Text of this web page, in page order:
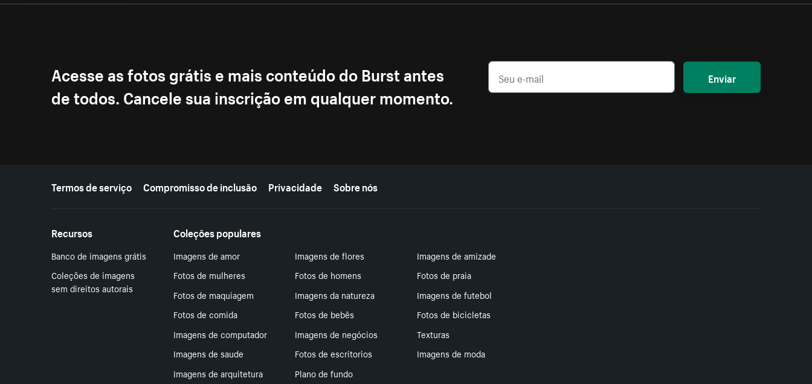
Acesse as fotos grátis e mais conteúdo do Burst antes
de todos. Cancele sua inscrição em qualquer momento.
Enviar
Mais recursos
Termos de serviço Compromisso de inclusão Privacidade Sobre nós
Recursos
Banco de imagens grátis
Coleções de imagens
sem direitos autorais
Coleções populares
Imagens de amor Imagens de flores
Imagens de amizade
Fotos de mulheres
Fotos de homens
Fotos de praia
Fotos de maquiagem
Imagens da natureza
Imagens de futebol
Fotos de comida
Fotos de bebês
Fotos de bicicletas
Imagens de computador
Imagens de negócios
Texturas
Imagens de saude
Fotos de escritorios
Imagens de moda
Imagens de arquitetura
Plano de fundo